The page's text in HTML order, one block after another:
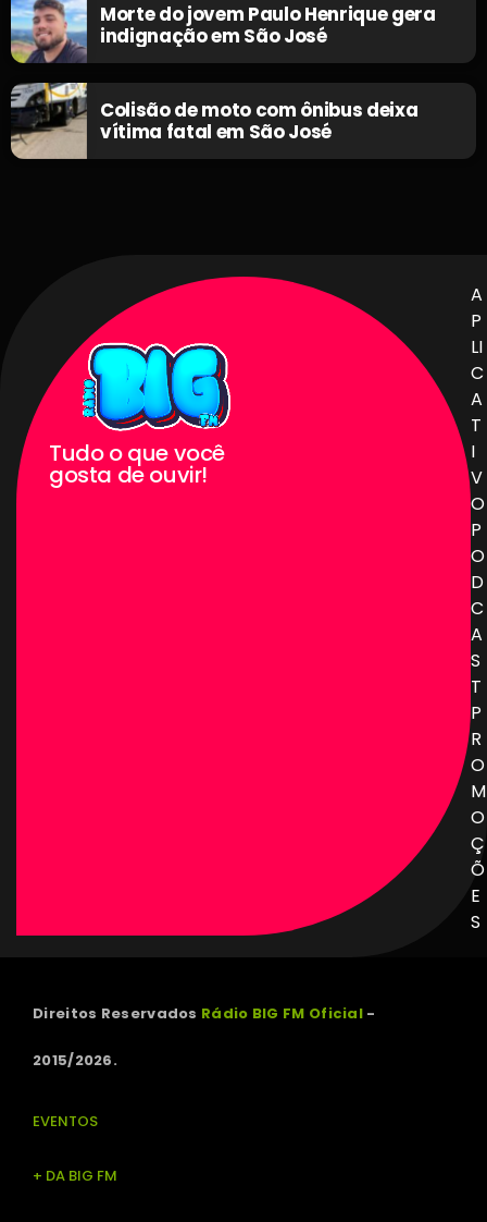
Morte do jovem Paulo Henrique gera
indignação em São José
Colisão de moto com ônibus deixa
vítima fatal em São José
Tudo o que você
gosta de ouvir!
A
P
LI
C
A
T
I
V
O
P
O
D
C
A
S
T
P
R
O
M
O
Ç
Õ
E
S
Direitos Reservados Rádio BIG FM Oficial -
2015/2026.
EVENTOS
+ DA BIG FM